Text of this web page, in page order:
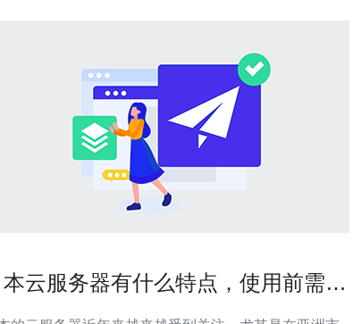
本云服务器有什么特点，使用前需要